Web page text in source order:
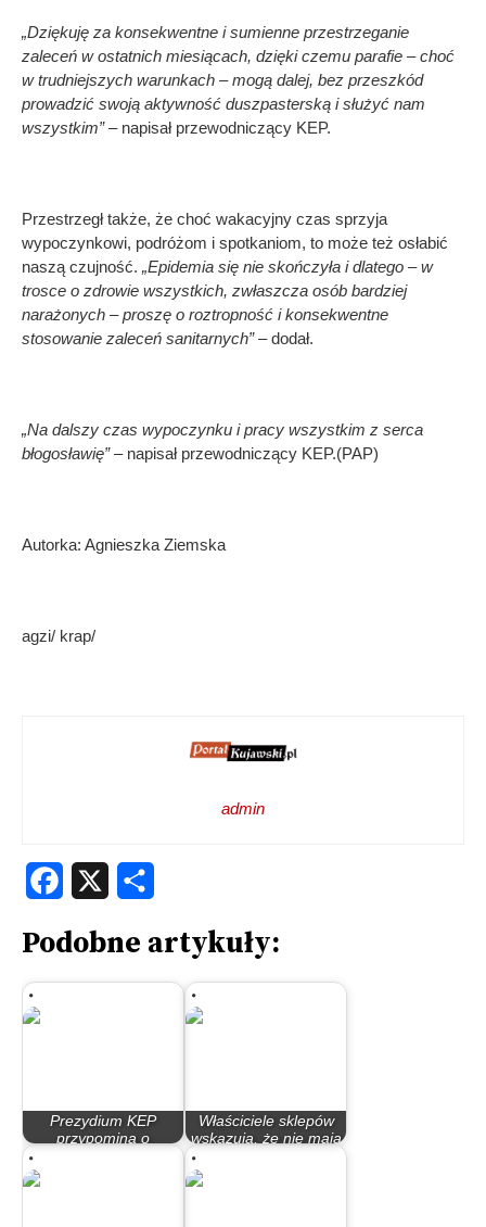
„Dziękuję za konsekwentne i sumienne przestrzeganie
zaleceń w ostatnich miesiącach, dzięki czemu parafie – choć
w trudniejszych warunkach – mogą dalej, bez przeszkód
prowadzić swoją aktywność duszpasterską i służyć nam
wszystkim”– napisał przewodniczący KEP.
Przestrzegł także, że choć wakacyjny czas sprzyja
wypoczynkowi, podróżom i spotkaniom, to może też osłabić
naszą czujność. „Epidemia się nie skończyła i dlatego – w
trosce o zdrowie wszystkich, zwłaszcza osób bardziej
narażonych – proszę o roztropność i konsekwentne
stosowanie zaleceń sanitarnych”– dodał.
„Na dalszy czas wypoczynku i pracy wszystkim z serca
błogosławię”– napisał przewodniczący KEP.(PAP)
Autorka: Agnieszka Ziemska
agzi/ krap/
admin
Facebook
Podobne artykuły:
Prezydium KEP
przypomina o
udzieleniu kolejnej…
Właściciele sklepów
wskazują, że nie mają